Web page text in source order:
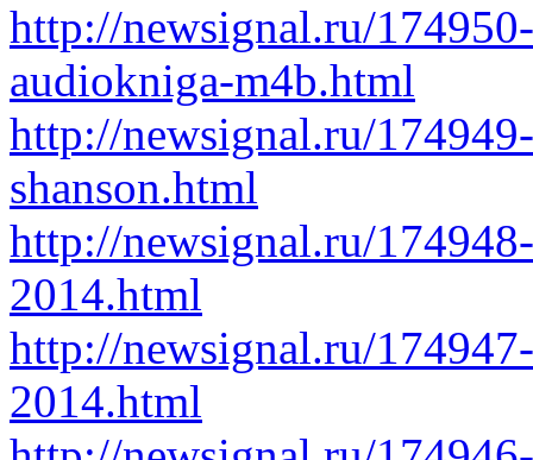
http://newsignal.ru/
audiokniga-m4b.html
http://newsignal.ru/
shanson.html
http://newsignal.ru/
2014.html
http://newsignal.ru/
2014.html